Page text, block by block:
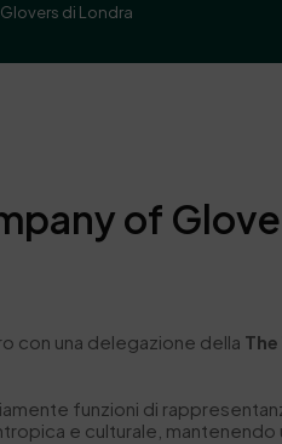
di Londra
of
con una delegazione della
funzioni di
e culturale, mantenendo